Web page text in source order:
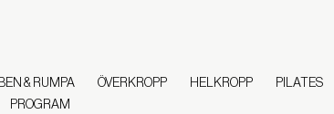
BEN & RUMPA ÖVERKROPP HELKROPP PILATES
PROGRAM